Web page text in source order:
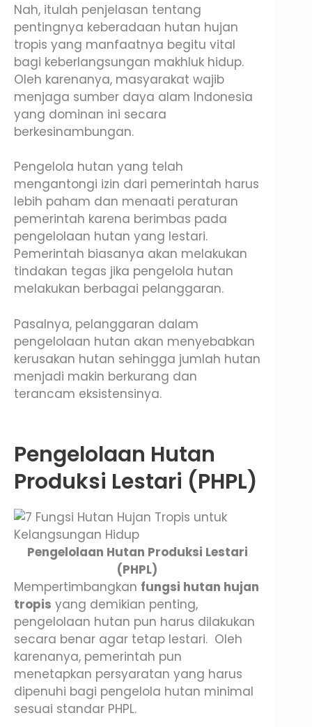
Nah, itulah penjelasan tentang
pentingnya keberadaan hutan hujan
tropis yang manfaatnya begitu vital
bagi keberlangsungan makhluk hidup.
Oleh karenanya, masyarakat wajib
menjaga sumber daya alam Indonesia
yang dominan ini secara
berkesinambungan.
Pengelola hutan yang telah
mengantongi izin dari pemerintah harus
lebih paham dan menaati peraturan
pemerintah karena berimbas pada
pengelolaan hutan yang lestari.
Pemerintah biasanya akan melakukan
tindakan tegas jika pengelola hutan
melakukan berbagai pelanggaran.
Pasalnya, pelanggaran dalam
pengelolaan hutan akan menyebabkan
kerusakan hutan sehingga jumlah hutan
menjadi makin berkurang dan
terancam eksistensinya.
Pengelolaan Hutan
Produksi Lestari (PHPL)
Pengelolaan Hutan Produksi Lestari
(PHPL)
Mempertimbangkan fungsi hutan hujan
tropis yang demikian penting,
pengelolaan hutan pun harus dilakukan
secara benar agar tetap lestari. Oleh
karenanya, pemerintah pun
menetapkan persyaratan yang harus
dipenuhi bagi pengelola hutan minimal
sesuai standar PHPL.